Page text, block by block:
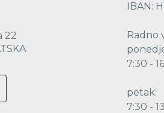
22
IBAN:
Radno
7:30 -
petak:
7:30 -